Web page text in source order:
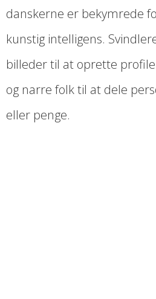
danskerne er bekymrede
kunstig intelligens.
billeder til at oprette
og narre folk til at dele
eller penge.